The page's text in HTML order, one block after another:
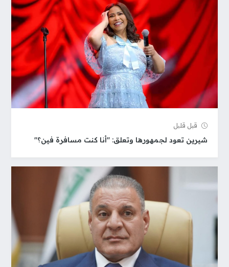
قبل قلیل
شيرين تعود لجمهورها وتعلق: "أنا كنت مسافرة فين؟"